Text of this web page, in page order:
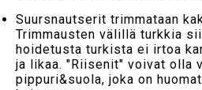
Suursnautserit trimmataan
Trimmausten välillä turkkia
hoidetusta turkista ei irtoa
ja likaa. "Riisenit" voivat olla
pippuri&suola, joka on